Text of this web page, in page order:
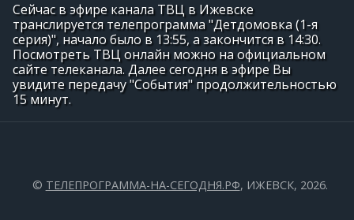
Сейчас в эфире канала ТВЦ в Ижевске
транслируется телепрограмма "Детдомовка (1-я
серия)", начало было в 13:55, а закончится в 14:30.
Посмотреть ТВЦ онлайн можно на официальном
сайте телеканала. Далее сегодня в эфире Вы
увидите передачу "События" продолжительностью
15 минут.
© ТЕЛЕПРОГРАММА-НА-СЕГОДНЯ.РФ, ИЖЕВСК, 2026.